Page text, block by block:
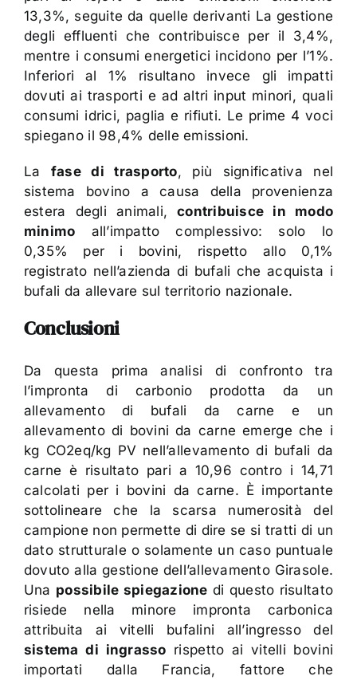
13,3%, seguite da quelle derivanti La gestione
degli effluenti che contribuisce per il 3,4%,
mentre i consumi energetici incidono per l’1%.
Inferiori al 1% risultano invece gli impatti
dovuti ai trasporti e ad altri input minori, quali
consumi idrici, paglia e rifiuti. Le prime 4 voci
spiegano il 98,4% delle emissioni.
La fase di trasporto, più significativa nel
sistema bovino a causa della provenienza
estera degli animali,contribuisce in modo
minimo all’impatto complessivo: solo lo
0,35% per i bovini, rispetto allo 0,1%
registrato nell’azienda di bufali che acquista i
bufali da allevare sul territorio nazionale.
Conclusioni
Da questa prima analisi di confronto tra
l’impronta di carbonio prodotta da un
allevamento di bufali da carne e un
allevamento di bovini da carne emerge che i
kg CO2eq/kg PV nell’allevamento di bufali da
carne è risultato pari a 10,96 contro i 14,71
calcolati per i bovini da carne. È importante
sottolineare che la scarsa numerosità del
campione non permette di dire se si tratti di un
dato strutturale o solamente un caso puntuale
dovuto alla gestione dell’allevamento Girasole.
Una possibile spiegazione di questo risultato
risiede nella minore impronta carbonica
attribuita ai vitelli bufalini all’ingresso del
sistema di ingrasso rispetto ai vitelli bovini
importati dalla Francia, fattore che